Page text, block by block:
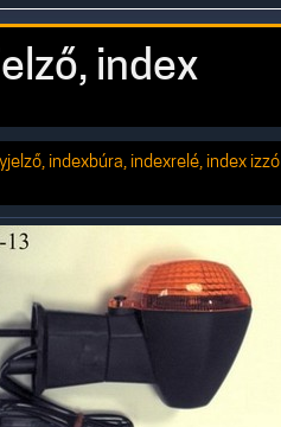
index
indexbúra, indexrelé, index izzó